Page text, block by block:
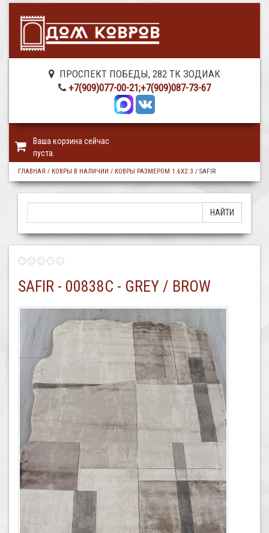
ПРОСПЕКТ ПОБЕДЫ, 282 ТК ЗОДИАК
+7(909)077-00-21;+7(909)087-73-67
Ваша корзина сейчас
пуста.
ГЛАВНАЯ / КОВРЫ В НАЛИЧИИ / КОВРЫ РАЗМЕРОМ 1.6Х2.3 / SAFIR
SAFIR - 00838C - GREY / BROW